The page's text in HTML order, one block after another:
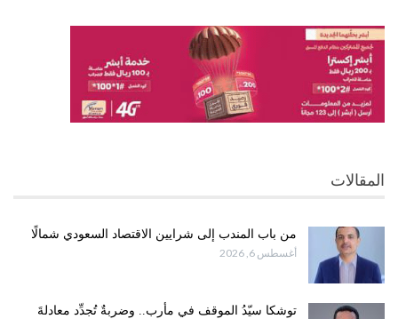
المقالات
من باب المندب إلى شرايين الاقتصاد السعودي شمالًا
أغسطس 6, 2026
توشكا سيّدُ الموقف في مأرب.. وضربةٌ تُجدِّد معادلةَ